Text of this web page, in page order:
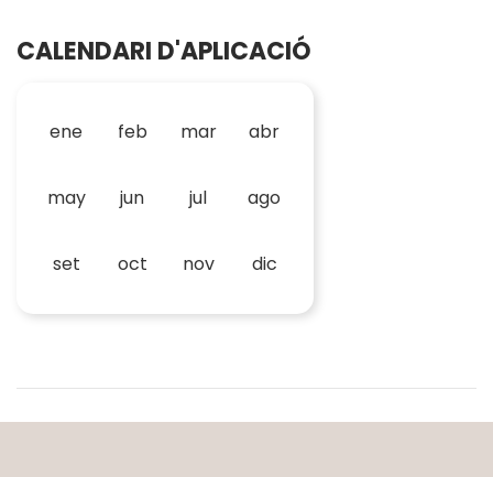
CALENDARI D'APLICACIÓ
ene feb mar abr
may jun jul ago
set oct nov dic